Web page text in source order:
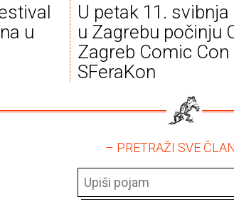
u
U petak 11. svibnja
u Zagrebu počinju
Zagreb Comic Con
SFeraKon
– PRETRAŽI SVE